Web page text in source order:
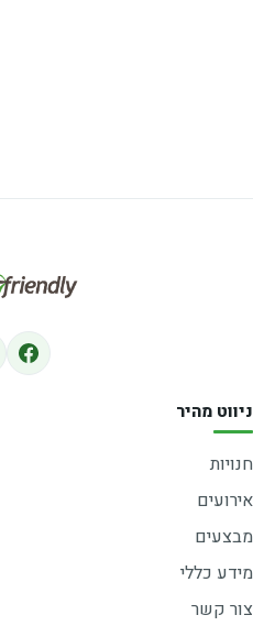
ניווט מהיר
חנויות
אירועים
מבצעים
מידע כללי
צור קשר